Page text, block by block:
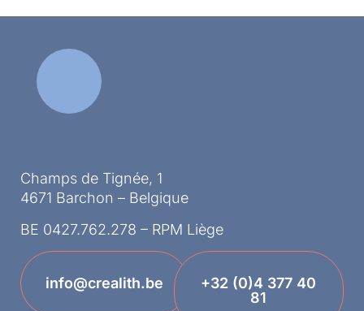
Champs de Tignée, 1
4671 Barchon – Belgique
BE 0427.762.278 – RPM Liège
info@crealith.be
+32 (0)4 377 40
81